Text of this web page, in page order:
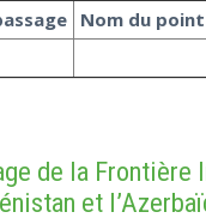
Nom du
de la Frontière
et